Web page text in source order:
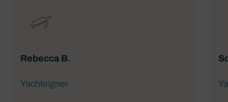
Rebecca B.
Yachteigner